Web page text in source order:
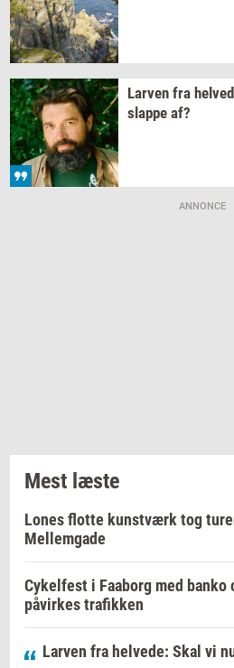
Lar­ven fra
slap­pe af?
ANNONCE
Mest læste
Lones flotte kunstværk tog
Mellemgade
Cykelfest i Faaborg med banko
påvirkes trafikken
Larven fra helvede: Skal vi